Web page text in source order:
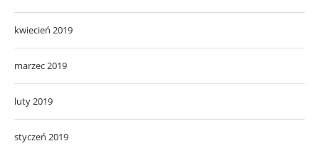
kwiecień 2019
marzec 2019
luty 2019
styczeń 2019